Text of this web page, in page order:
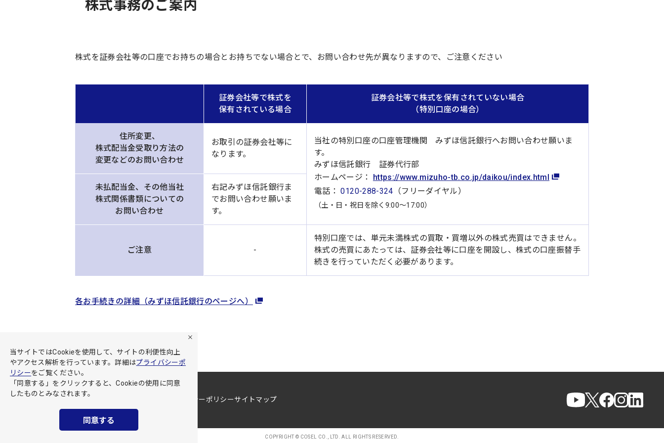
当サイトではCookieを使用して、サイトの利便性向上
やアクセス解析を行っています。詳細はプライバシーポ
リシーをご覧ください。
「同意する」をクリックすると、Cookieの使用に同意
したものとみなされます。
同意する
株式事務のご案内
株式を証券会社等の口座でお持ちの場合とお持ちでない場合とで、お問い合わせ先が異なりますので、ご注意ください
証券会社等で株式を
保有されている場合
証券会社等で株式を保有されていない場合
（特別口座の場合）
住所変更、
株式配当金受取り方法の
変更などのお問い合わせ
お取引の証券会社等に
なります。
当社の特別口座の口座管理機関 みずほ信託銀行へお問い合わせ願いま
す。
みずほ信託銀行 証券代行部
ホームページ： https://www.mizuho-tb.co.jp/daikou/index.html
電話：0120-288-324 （フリーダイヤル）
（土・日・祝日を除く9:00～17:00）
未払配当金、その他当社
株式関係書類についての
お問い合わせ
右記みずほ信託銀行ま
でお問い合わせ願いま
す。
ご注意 -
特別口座では、単元未満株式の買取・買増以外の株式売買はできません。
株式の売買にあたっては、証券会社等に口座を開設し、株式の口座振替手
続きを行っていただく必要があります。
各お手続きの詳細（みずほ信託銀行のページへ）
プライバシーポリシーサイトマップ
COPYRIGHT © COSEL CO., LTD. ALL RIGHTS RESERVED.